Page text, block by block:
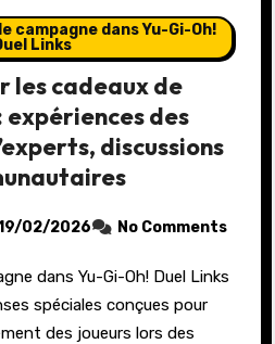
campagne dans Yu-Gi-Oh!
Links
les cadeaux de
expériences des
discussions
02/2026 No Comments
spéciales conçues pour
des joueurs lors des